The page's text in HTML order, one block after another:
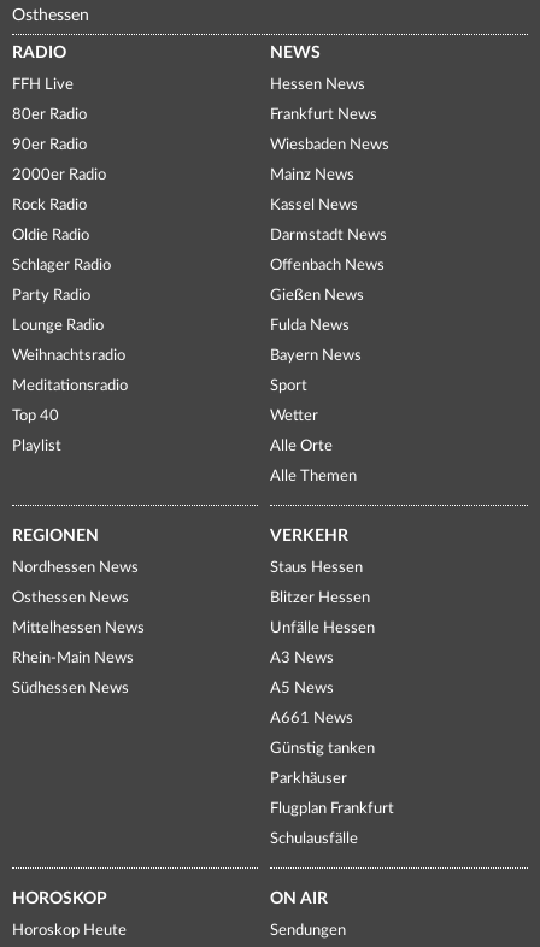
Osthessen
RADIO
FFH Live
80er Radio
90er Radio
2000er Radio
Rock Radio
Oldie Radio
Schlager Radio
Party Radio
Lounge Radio
Weihnachtsradio
Meditationsradio
Top 40
Playlist
NEWS
Hessen News
Frankfurt News
Wiesbaden News
Mainz News
Kassel News
Darmstadt News
Offenbach News
Gießen News
Fulda News
Bayern News
Sport
Wetter
Alle Orte
Alle Themen
REGIONEN
Nordhessen News
Osthessen News
Mittelhessen News
Rhein-Main News
Südhessen News
VERKEHR
Staus Hessen
Blitzer Hessen
Unfälle Hessen
A3 News
A5 News
A661 News
Günstig tanken
Parkhäuser
Flugplan Frankfurt
Schulausfälle
HOROSKOP
Horoskop Heute
ON AIR
Sendungen